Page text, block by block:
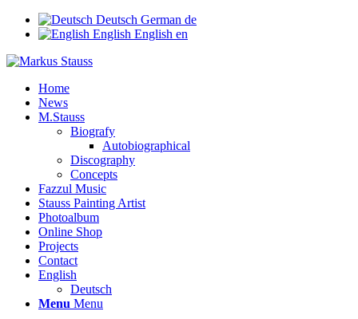
Deutsch German de
English English en
Home
News
M.Stauss
Biografy
Autobiographical
Discography
Concepts
Fazzul Music
Stauss Painting Artist
Photoalbum
Online Shop
Projects
Contact
English
Deutsch
Menu Menu